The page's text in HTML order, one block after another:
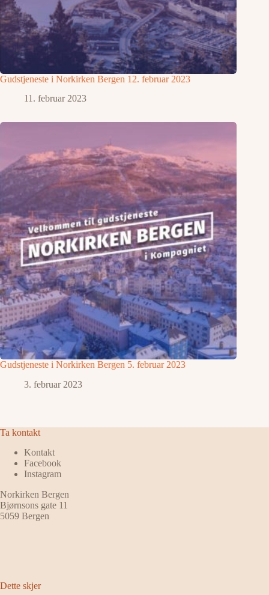
Gudstjeneste i Norkirken Bergen 12. februar 2023
11. februar 2023
Gudstjeneste i Norkirken Bergen 5. februar 2023
3. februar 2023
Ta kontakt
Kontakt
Facebook
Instagram
Norkirken Bergen
Bjørnsons gate 11
5059 Bergen
Dette skjer